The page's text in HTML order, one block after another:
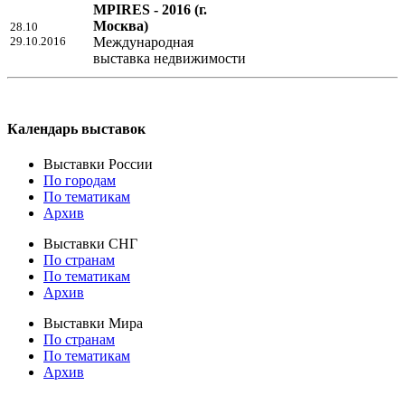
28.10
29.10.2016
MPIRES - 2016 (г.
Москва)
Международная
выставка недвижимости
Календарь выставок
Выставки России
По городам
По тематикам
Архив
Выставки СНГ
По странам
По тематикам
Архив
Выставки Мира
По странам
По тематикам
Архив